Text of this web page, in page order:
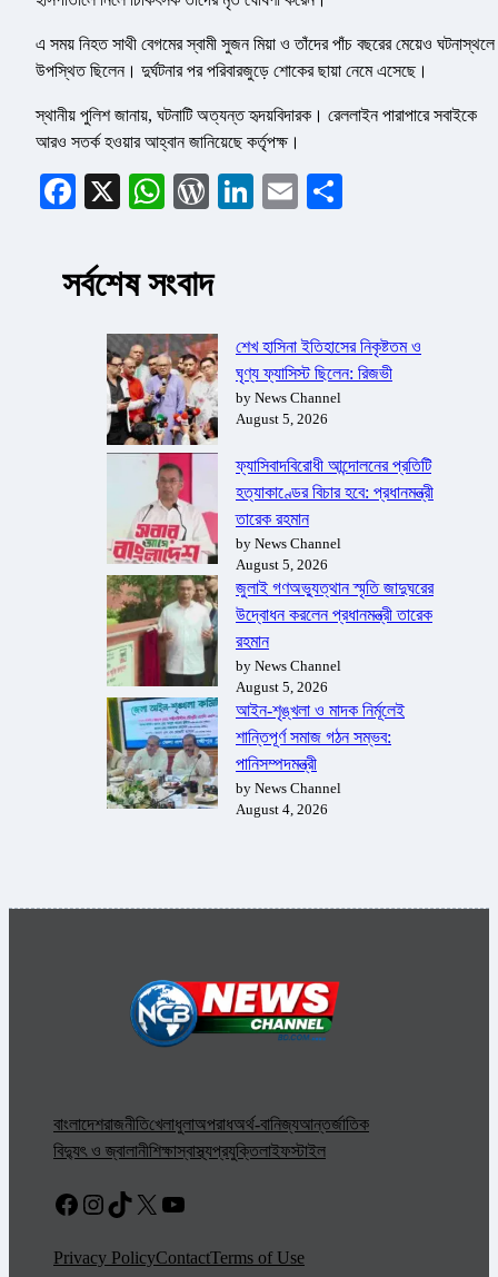
এ সময় নিহত সাথী বেগমের স্বামী সুজন মিয়া ও তাঁদের পাঁচ বছরের মেয়েও ঘটনাস্থলে
উপস্থিত ছিলেন। দুর্ঘটনার পর পরিবারজুড়ে শোকের ছায়া নেমে এসেছে।
স্থানীয় পুলিশ জানায়, ঘটনাটি অত্যন্ত হৃদয়বিদারক। রেললাইন পারাপারে সবাইকে
আরও সতর্ক হওয়ার আহ্বান জানিয়েছে কর্তৃপক্ষ।
Facebook
X WhatsApp
WordPress
LinkedIn
Email
সর্বশেষ সংবাদ
শেখ হাসিনা ইতিহাসের নিকৃষ্টতম ও
ঘৃণ্য ফ্যাসিস্ট ছিলেন: রিজভী
by News Channel
August 5, 2026
ফ্যাসিবাদবিরোধী আন্দোলনের প্রতিটি
হত্যাকাণ্ডের বিচার হবে: প্রধানমন্ত্রী
তারেক রহমান
by News Channel
August 5, 2026
জুলাই গণঅভ্যুত্থান স্মৃতি জাদুঘরের
উদ্বোধন করলেন প্রধানমন্ত্রী তারেক
রহমান
by News Channel
August 5, 2026
আইন-শৃঙ্খলা ও মাদক নির্মূলেই
শান্তিপূর্ণ সমাজ গঠন সম্ভব:
পানিসম্পদমন্ত্রী
by News Channel
August 4, 2026
বাংলাদেশরাজনীতিখেলাধুলাঅপরাধঅর্থ-বানিজ্যআন্তর্জাতিক
বিদ্যুৎ ও জ্বালানীশিক্ষাস্বাস্থ্যপ্রযুক্তিলাইফস্টাইল
Facebook
Instagram
TikTok
X YouTube
Privacy PolicyContactTerms of Use